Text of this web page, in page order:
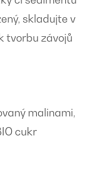
skladujte v
tvorbu závojů
malinami,
cukr